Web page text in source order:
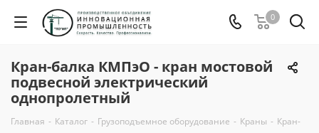
0
Кран-балка КМПэО - кран мостовой
подвесной электрический
однопролетный
Главная - Каталог - Грузоподъемное оборудование - Краны - Кран-